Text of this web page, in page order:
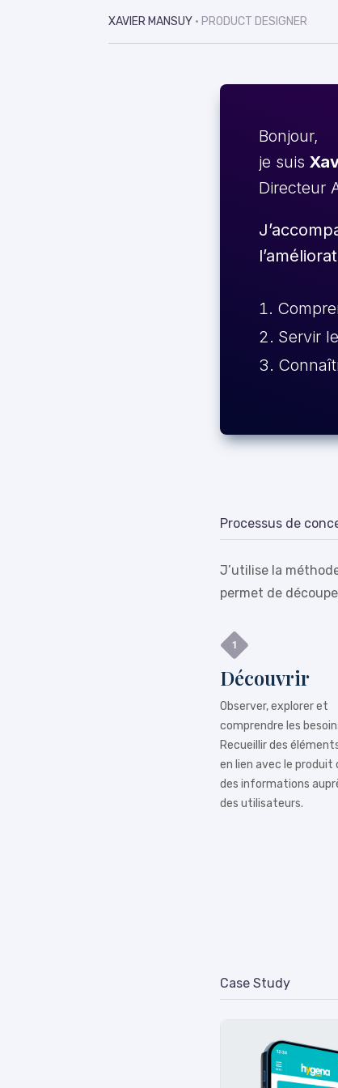
XAVIER MANSUY • PRODUCT DESIGNER
Bonjour,
je suis
Directeur
Servir
Processus de
J’utilise la
permet de
Découvrir
Observer, explorer et
comprendre les
Recueillir des
en lien avec le produit
des informations
des utilisateurs.
Case Study